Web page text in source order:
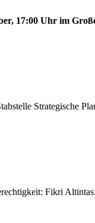
17:00 Uhr im
Strategische
Fikri